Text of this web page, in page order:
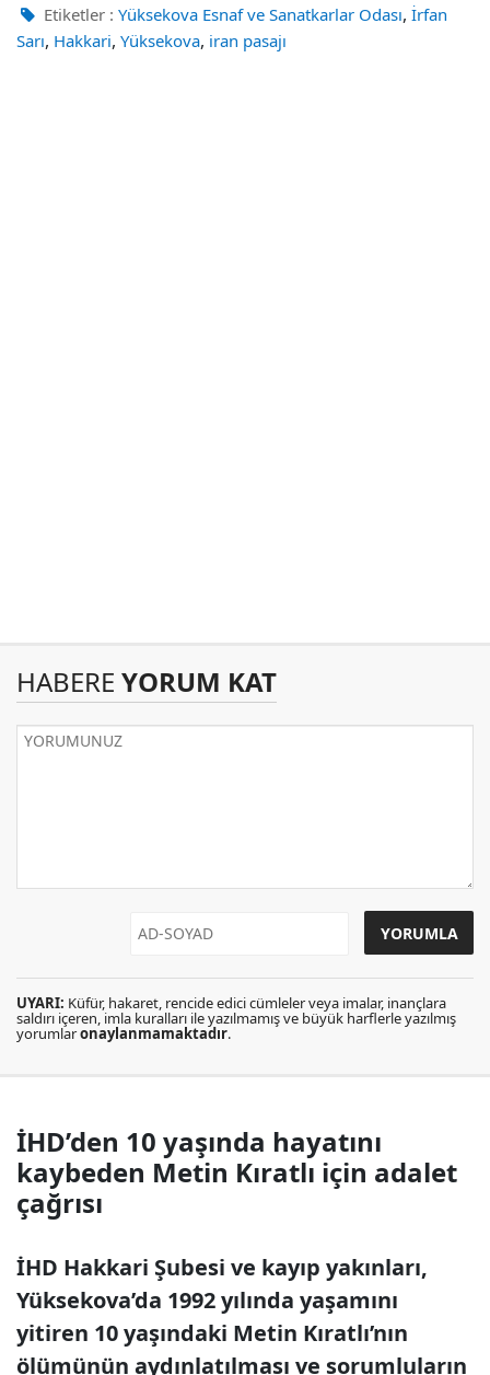
Etiketler : Yüksekova Esnaf ve Sanatkarlar Odası, İrfan
Sarı, Hakkari, Yüksekova, iran pasajı
HABERE YORUM KAT
UYARI: Küfür, hakaret, rencide edici cümleler veya imalar, inançlara
saldırı içeren, imla kuralları ile yazılmamış ve büyük harflerle yazılmış
yorumlaronaylanmamaktadır.
İHD’den 10 yaşında hayatını
kaybeden Metin Kıratlı için adalet
çağrısı
İHD Hakkari Şubesi ve kayıp yakınları,
Yüksekova’da 1992 yılında yaşamını
yitiren 10 yaşındaki Metin Kıratlı’nın
ölümünün aydınlatılması ve sorumluların